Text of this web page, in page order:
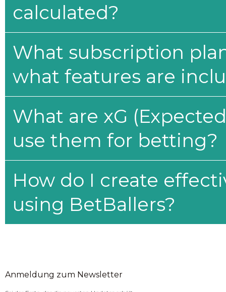
calculated?
What subscription
what features are
What are xG
use them for betting?
How do I create
using BetBallers?
Anmeldung zum Newsletter